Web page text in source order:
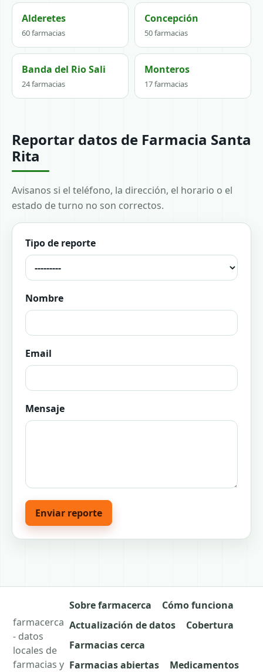
Alderetes
60 farmacias
Concepción
50 farmacias
Banda del Rio Sali
24 farmacias
Monteros
17 farmacias
Reportar datos de Farmacia Santa
Rita
Avisanos si el teléfono, la dirección, el horario o el
estado de turno no son correctos.
Tipo de reporte
Nombre
Email
Mensaje
Enviar reporte
farmacerca
- datos
locales de
farmacias y
Sobre farmacerca
Cómo funciona
Actualización de datos
Cobertura
Farmacias cerca
Farmacias abiertas
Medicamentos